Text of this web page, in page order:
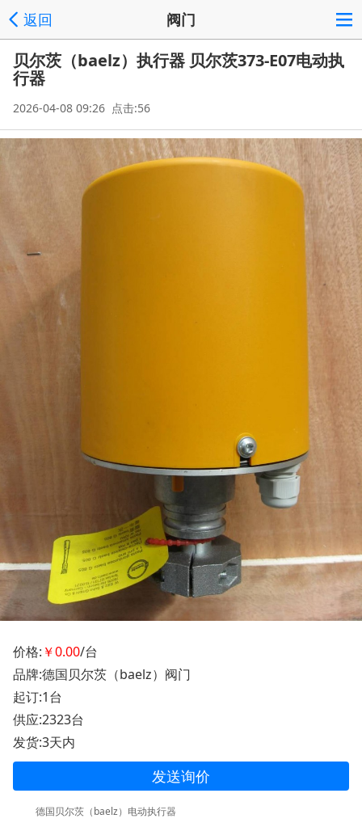
返回 阀门
贝尔茨（baelz）执行器 贝尔茨373-E07电动执
行器
2026-04-08 09:26 点击:56
价格: ￥0.00/台
品牌:德国贝尔茨（baelz）阀门
起订:1台
供应:2323台
发货:3天内
发送询价
德国贝尔茨 （baelz） 电动执行器